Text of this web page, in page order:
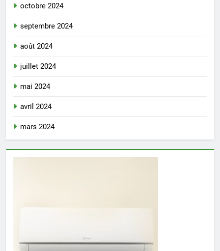
octobre 2024
septembre 2024
août 2024
juillet 2024
mai 2024
avril 2024
mars 2024